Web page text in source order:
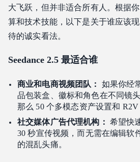
大飞跃，但并非适合所有人。根据
算和技术技能，以下是关于谁应该
待的诚实看法。
Seedance 2.5 最适合谁
商业和电商视频团队：
如果你经
品包装盒、徽标和角色在不同镜
那么 50 个多模态资产设置和 R2V
社交媒体广告代理机构： 希望快
30 秒宣传视频，而无需在编辑软
的混乱头痛。